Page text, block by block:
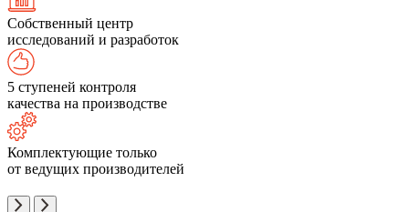
Собственный центр
исследований и разработок
5 ступеней контроля
качества на производстве
Комплектующие только
от ведущих производителей